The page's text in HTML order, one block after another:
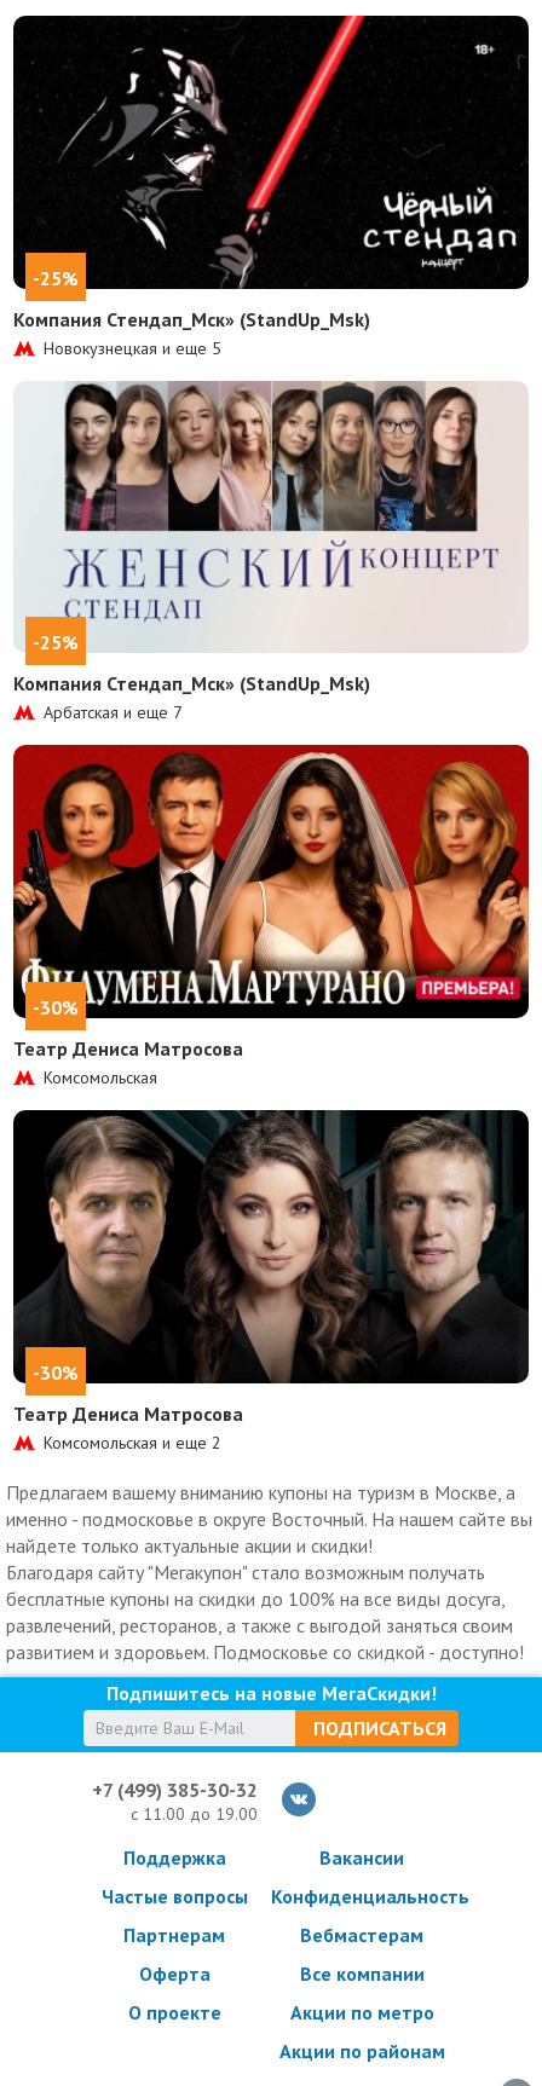
-25%
Компания Стендап_Мск» (StandUp_Msk)
Новокузнецкая и еще 5
-25%
Компания Стендап_Мск» (StandUp_Msk)
Арбатская и еще 7
-30%
Театр Дениса Матросова
Комсомольская
-30%
Театр Дениса Матросова
Комсомольская и еще2
Предлагаем вашему вниманию купоны на туризм в Москве, а
именно - подмосковье в округе Восточный. На нашем сайте вы
найдете только актуальные акции и скидки!
Благодаря сайту "Мегакупон" стало возможным получать
бесплатные купоны на скидки до 100% на все виды досуга,
развлечений, ресторанов, а также с выгодой заняться своим
развитием и здоровьем. Подмосковье со скидкой - доступно!
Подпишитесь на новые МегаСкидки!
ПОДПИСАТЬСЯ
+7 (499) 385-30-32
с 11.00 до 19.00
Поддержка
Частые вопросы
Партнерам
Оферта
О проекте
Вакансии
Конфиденциальность
Вебмастерам
Все компании
Акции по метро
Акции по районам